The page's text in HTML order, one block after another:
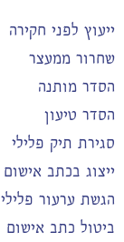
ייעוץ לפני חקירה
שחרור ממעצר
הסדר מותנה
הסדר טיעון
סגירת תיק פלילי
ייצוג בכתב אישום
הגשת ערעור פלילי
ביטול כתב אישום